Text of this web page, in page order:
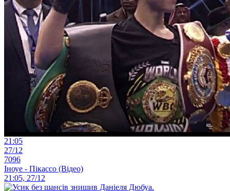
21:05
27/12
7096
Іноуе - Пікассо (Відео)
21:05, 27/12